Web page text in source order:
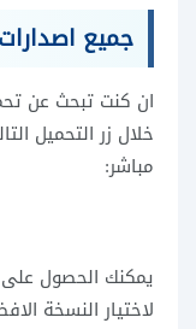
جميع
ان كنت تبحث عن
خلال زر التحميل
مباشر:
يمكنك الحصول
لاختيار النسخة